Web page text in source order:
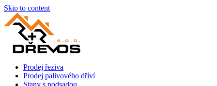
Skip to content
Prodej řeziva
Prodej palivového dříví
Stany s podsadou